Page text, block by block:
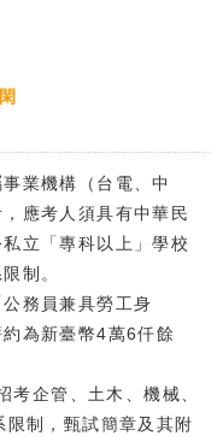
業機構（台電、中
應考人須具有中華民
立「專科以上」學校
制。
務員兼具勞工身
為新臺幣4萬6仟餘
企管、土木、機械、
制，甄試簡章及其附